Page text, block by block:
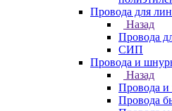
Провода для
Назад
Провода
СИП
Провода и
Назад
Провода
Провода